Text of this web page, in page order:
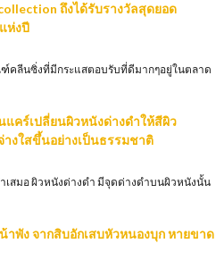
ถึงได้รับรางวัลสุดยอด
ห่งปี
คลีนซิ่งที่มีกระแสตอบรับที่ดีมากๆอยู่ในตลาด
แคร์เปลี่ยนผิวหนังด่างดำให้สีผิว
างใสขึ้นอย่างเป็นธรรมชาติ
สมอ ผิวหนังด่างดำ มีจุดด่างดำบนผิวหนังนั้น
าพัง จากสิบอักเสบหัวหนองบุก หายขาด